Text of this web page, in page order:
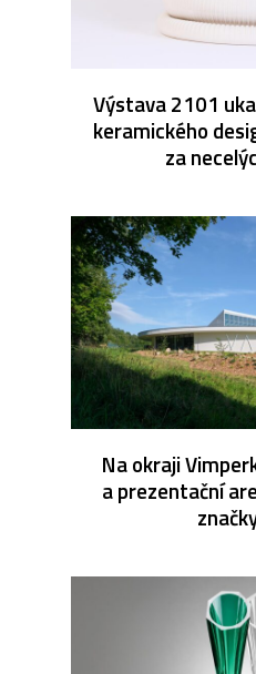
Výstava 2101
keramického
za
Na okraji
a prezentační